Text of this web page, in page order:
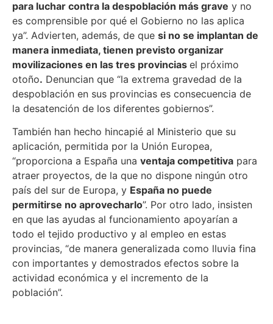
para luchar contra la despoblación más grave y no
es comprensible por qué el Gobierno no las aplica
ya”. Advierten, además, de que si no se implantan de
manera inmediata, tienen previsto organizar
movilizaciones en las tres provincias el próximo
otoño. Denuncian que “la extrema gravedad de la
despoblación en sus provincias es consecuencia de
la desatención de los diferentes gobiernos”.
También han hecho hincapié al Ministerio que su
aplicación, permitida por la Unión Europea,
“proporciona a España una ventaja competitiva para
atraer proyectos, de la que no dispone ningún otro
país del sur de Europa, y España no puede
permitirse no aprovecharlo”. Por otro lado, insisten
en que las ayudas al funcionamiento apoyarían a
todo el tejido productivo y al empleo en estas
provincias, “de manera generalizada como lluvia fina
con importantes y demostrados efectos sobre la
actividad económica y el incremento de la
población”.